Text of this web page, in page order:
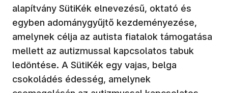
alapítvány SütiKék elnevezésű, oktató és
egyben adománygyűjtő kezdeményezése,
amelynek célja az autista fiatalok támogatása
mellett az autizmussal kapcsolatos tabuk
ledöntése. A SütiKék egy vajas, belga
csokoládés édesség, amelynek